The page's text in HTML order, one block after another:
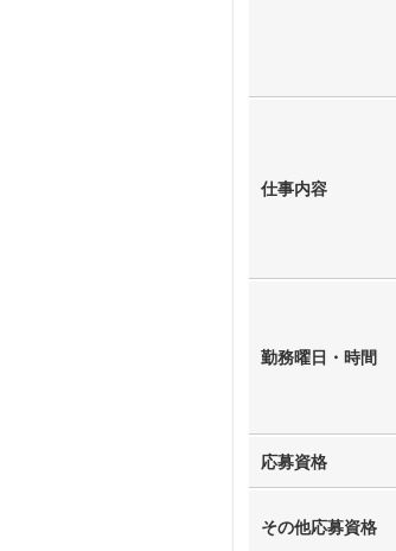
仕事内容
勤務曜日・時間
応募資格
その他応募資格